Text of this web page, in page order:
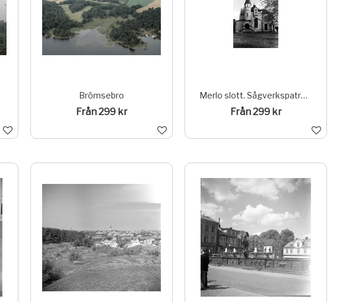
Brömsebro
Från 299 kr
Merlo slott. Sågverkspatronen Fredrik Bunsow uppförde 1884 en sommarvilla Merlo i medeltidsromantisk stil som ritades av arkitekten Gustaf Isac Clason. Park och ekonomibyggnad.Området utgör delmiljö av sågverkssamhället Skönvik i Sundsvalls kommun.; (Ur Riksintressen Y-län register)
Från 299 kr